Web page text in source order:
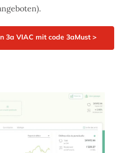
3a VIAC mit code 3aMust >